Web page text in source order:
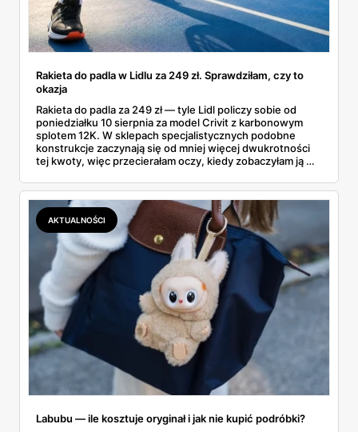
Rakieta do padla w Lidlu za 249 zł. Sprawdziłam, czy to
okazja
Rakieta do padla za 249 zł — tyle Lidl policzy sobie od
poniedziałku 10 sierpnia za model Crivit z karbonowym
splotem 12K. W sklepach specjalistycznych podobne
konstrukcje zaczynają się od mniej więcej dwukrotności
tej kwoty, więc przecierałam oczy, kiedy zobaczyłam ją w
najszybciej rosnący sport w Polsce: kortów przybywa
lawinowo, a chętnych jeszcze szybciej. Sprawdziłam, co
dokładnie dostajemy za te pieniądze i komu taka rakieta
faktycznie wystarczy.
AKTUALNOŚCI
Labubu — ile kosztuje oryginał i jak nie kupić podróbki?